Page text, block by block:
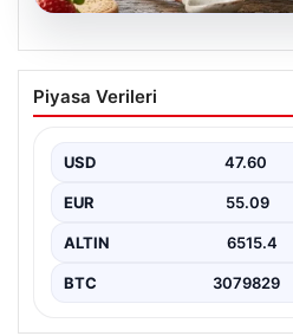
Tatlı Krizlerine
Çikolatalı Çilekli
severlerin favorisi haline
tatlılarından…
Piyasa Verileri
USD 47.60
EUR 55.09
ALTIN 6515.4
BTC 3079829